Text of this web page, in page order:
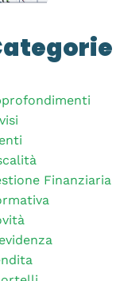
Finanziaria